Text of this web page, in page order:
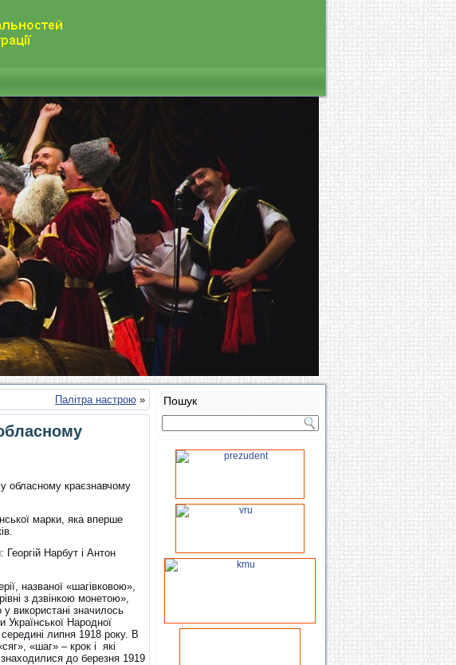
Палітра настрою »
обласному краєзнавчому
марки, яка вперше
Нарбут і Антон
названої «шагівковою»,
з дзвінкою монетою»,
використані значилось
Народної
липня 1918 року. В
«шаг» – крок і які
до березня 1919
Пошук